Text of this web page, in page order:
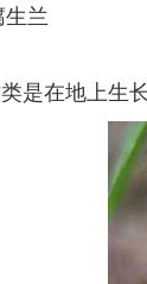
兰
在地上生长